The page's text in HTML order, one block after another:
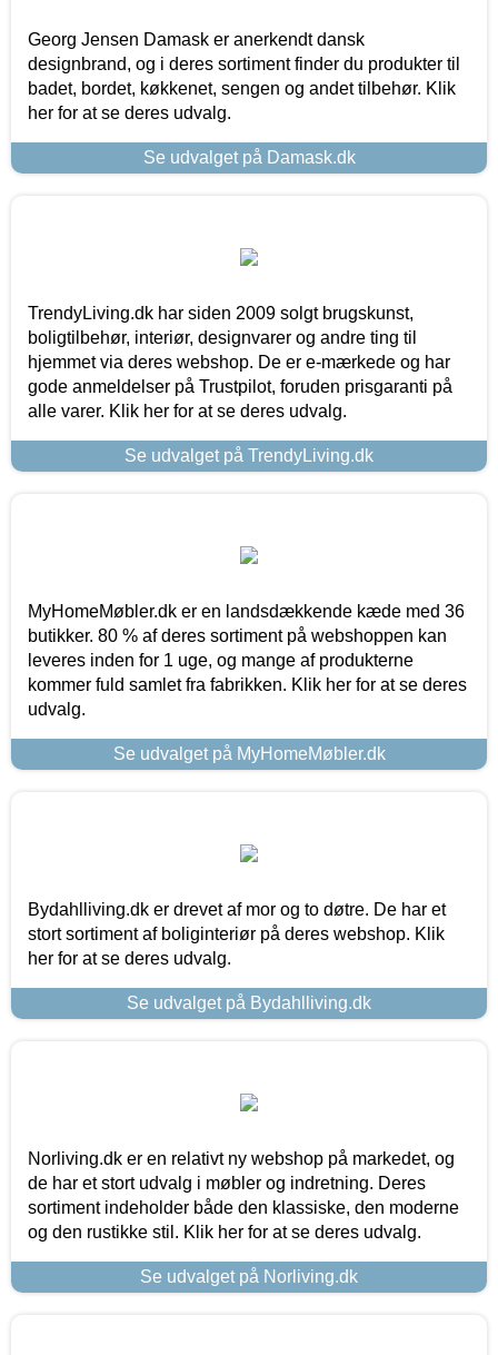
Georg Jensen Damask er anerkendt dansk
designbrand, og i deres sortiment finder du produkter til
badet, bordet, køkkenet, sengen og andet tilbehør. Klik
her for at se deres udvalg.
Se udvalget på Damask.dk
TrendyLiving.dk har siden 2009 solgt brugskunst,
boligtilbehør, interiør, designvarer og andre ting til
hjemmet via deres webshop. De er e-mærkede og har
gode anmeldelser på Trustpilot, foruden prisgaranti på
alle varer. Klik her for at se deres udvalg.
Se udvalget på TrendyLiving.dk
MyHomeMøbler.dk er en landsdækkende kæde med 36
butikker. 80 % af deres sortiment på webshoppen kan
leveres inden for 1 uge, og mange af produkterne
kommer fuld samlet fra fabrikken. Klik her for at se deres
udvalg.
Se udvalget på MyHomeMøbler.dk
Bydahlliving.dk er drevet af mor og to døtre. De har et
stort sortiment af boliginteriør på deres webshop. Klik
her for at se deres udvalg.
Se udvalget på Bydahlliving.dk
Norliving.dk er en relativt ny webshop på markedet, og
de har et stort udvalg i møbler og indretning. Deres
sortiment indeholder både den klassiske, den moderne
og den rustikke stil. Klik her for at se deres udvalg.
Se udvalget på Norliving.dk